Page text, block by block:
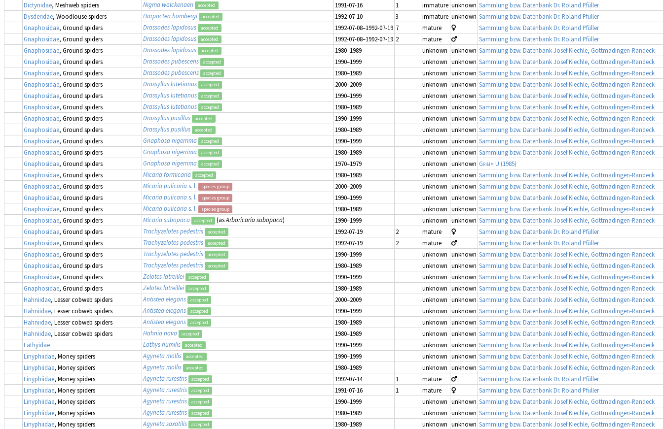
Dictynidae, Meshweb spiders Nigma walckenaeri accepted 1991-07-16 1 immature unknown Sammlung bzw. Datenbank Dr. Roland Pfüller
Dysderidae, Woodlouse spiders Harpactea hombergi accepted 1992-07-10 3 immature unknown Sammlung bzw. Datenbank Dr. Roland Pfüller
Gnaphosidae, Ground spiders Drassodes lapidosus accepted 1992-07-08–1992-07-19 7 mature
Sammlung bzw. Datenbank Dr. Roland Pfüller
Gnaphosidae, Ground spiders Drassodes lapidosus accepted 1992-07-08–1992-07-19 2 mature
Sammlung bzw. Datenbank Dr. Roland Pfüller
Gnaphosidae, Ground spiders Drassodes lapidosus accepted 1980–1989 unknown unknown Sammlung bzw. Datenbank Josef Kiechle, Gottmadingen-Randeck
Gnaphosidae, Ground spiders Drassodes pubescens accepted 1990–1999 unknown unknown Sammlung bzw. Datenbank Josef Kiechle, Gottmadingen-Randeck
Gnaphosidae, Ground spiders Drassodes pubescens accepted 1980–1989 unknown unknown Sammlung bzw. Datenbank Josef Kiechle, Gottmadingen-Randeck
Gnaphosidae, Ground spiders Drassyllus lutetianus accepted 2000–2009 unknown unknown Sammlung bzw. Datenbank Josef Kiechle, Gottmadingen-Randeck
Gnaphosidae, Ground spiders Drassyllus lutetianus accepted 1990–1999 unknown unknown Sammlung bzw. Datenbank Josef Kiechle, Gottmadingen-Randeck
Gnaphosidae, Ground spiders Drassyllus lutetianus accepted 1980–1989 unknown unknown Sammlung bzw. Datenbank Josef Kiechle, Gottmadingen-Randeck
Gnaphosidae, Ground spiders Drassyllus pusillus accepted 1990–1999 unknown unknown Sammlung bzw. Datenbank Josef Kiechle, Gottmadingen-Randeck
Gnaphosidae, Ground spiders Drassyllus pusillus accepted 1980–1989 unknown unknown Sammlung bzw. Datenbank Josef Kiechle, Gottmadingen-Randeck
Gnaphosidae, Ground spiders Gnaphosa nigerrima accepted 1990–1999 unknown unknown Sammlung bzw. Datenbank Josef Kiechle, Gottmadingen-Randeck
Gnaphosidae, Ground spiders Gnaphosa nigerrima accepted 1980–1989 unknown unknown Sammlung bzw. Datenbank Josef Kiechle, Gottmadingen-Randeck
Gnaphosidae, Ground spiders Gnaphosa nigerrima accepted 1970–1979 unknown unknown Grimm U (1985)
Gnaphosidae, Ground spiders Micaria formicaria accepted 1980–1989 unknown unknown Sammlung bzw. Datenbank Josef Kiechle, Gottmadingen-Randeck
Gnaphosidae, Ground spiders Micaria pulicarias. l. species group 2000–2009 unknown unknown Sammlung bzw. Datenbank Josef Kiechle, Gottmadingen-Randeck
Gnaphosidae, Ground spiders Micaria pulicarias. l. species group 1990–1999 unknown unknown Sammlung bzw. Datenbank Josef Kiechle, Gottmadingen-Randeck
Gnaphosidae, Ground spiders Micaria pulicarias. l. species group 1980–1989 unknown unknown Sammlung bzw. Datenbank Josef Kiechle, Gottmadingen-Randeck
Gnaphosidae, Ground spiders Micaria subopaca accepted (asArboricaria subopaca) 1990–1999 unknown unknown Sammlung bzw. Datenbank Josef Kiechle, Gottmadingen-Randeck
Gnaphosidae, Ground spiders Trachyzelotes pedestris accepted 1992-07-19 2 mature
Sammlung bzw. Datenbank Dr. Roland Pfüller
Gnaphosidae, Ground spiders Trachyzelotes pedestris accepted 1992-07-19 2 mature
Sammlung bzw. Datenbank Dr. Roland Pfüller
Gnaphosidae, Ground spiders Trachyzelotes pedestris accepted 1990–1999 unknown unknown Sammlung bzw. Datenbank Josef Kiechle, Gottmadingen-Randeck
Gnaphosidae, Ground spiders Trachyzelotes pedestris accepted 1980–1989 unknown unknown Sammlung bzw. Datenbank Josef Kiechle, Gottmadingen-Randeck
Gnaphosidae, Ground spiders Zelotes latreillei accepted 1990–1999 unknown unknown Sammlung bzw. Datenbank Josef Kiechle, Gottmadingen-Randeck
Gnaphosidae, Ground spiders Zelotes latreillei accepted 1980–1989 unknown unknown Sammlung bzw. Datenbank Josef Kiechle, Gottmadingen-Randeck
Hahniidae, Lesser cobweb spiders Antistea elegans accepted 2000–2009 unknown unknown Sammlung bzw. Datenbank Josef Kiechle, Gottmadingen-Randeck
Hahniidae, Lesser cobweb spiders Antistea elegans accepted 1990–1999 unknown unknown Sammlung bzw. Datenbank Josef Kiechle, Gottmadingen-Randeck
Hahniidae, Lesser cobweb spiders Antistea elegans accepted 1980–1989 unknown unknown Sammlung bzw. Datenbank Josef Kiechle, Gottmadingen-Randeck
Hahniidae, Lesser cobweb spiders Hahnia nava accepted 1980–1989 unknown unknown Sammlung bzw. Datenbank Josef Kiechle, Gottmadingen-Randeck
Lathyidae
Lathys humilis accepted 1990–1999 unknown unknown Sammlung bzw. Datenbank Josef Kiechle, Gottmadingen-Randeck
Linyphiidae, Money spiders Agyneta mollis accepted 1990–1999 unknown unknown Sammlung bzw. Datenbank Josef Kiechle, Gottmadingen-Randeck
Linyphiidae, Money spiders Agyneta mollis accepted 1980–1989 unknown unknown Sammlung bzw. Datenbank Josef Kiechle, Gottmadingen-Randeck
Linyphiidae, Money spiders Agyneta rurestris accepted 1992-07-14 1 mature
Sammlung bzw. Datenbank Dr. Roland Pfüller
Linyphiidae, Money spiders Agyneta rurestris accepted 1991-07-16 1 mature
Sammlung bzw. Datenbank Dr. Roland Pfüller
Linyphiidae, Money spiders Agyneta rurestris accepted 1990–1999 unknown unknown Sammlung bzw. Datenbank Josef Kiechle, Gottmadingen-Randeck
Linyphiidae, Money spiders Agyneta rurestris accepted 1980–1989 unknown unknown Sammlung bzw. Datenbank Josef Kiechle, Gottmadingen-Randeck
Linyphiidae, Money spiders Agyneta saxatilis accepted 1980–1989 unknown unknown Sammlung bzw. Datenbank Josef Kiechle, Gottmadingen-Randeck